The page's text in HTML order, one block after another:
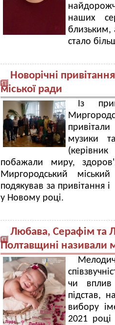
наших
стало
Новорічні
міської ради
Із
музики
побажали миру,
Миргородський
подякував за привітання
у Новому році.
Любава, Серафім та
Полтавщині називали
чи вплив
підстав,
вибору
2021 році